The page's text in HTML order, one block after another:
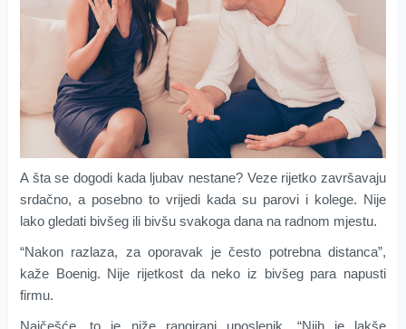
A šta se dogodi kada ljubav nestane? Veze rijetko završavaju
srdačno, a posebno to vrijedi kada su parovi i kolege. Nije
lako gledati bivšeg ili bivšu svakoga dana na radnom mjestu.
“Nakon razlaza, za oporavak je često potrebna distanca”,
kaže Boenig. Nije rijetkost da neko iz bivšeg para napusti
firmu.
Najčešće, to je niže rangirani uposlenik. “Njih je lakše